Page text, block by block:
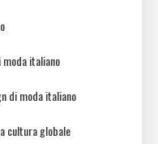
italiano
di moda italiano
cultura globale